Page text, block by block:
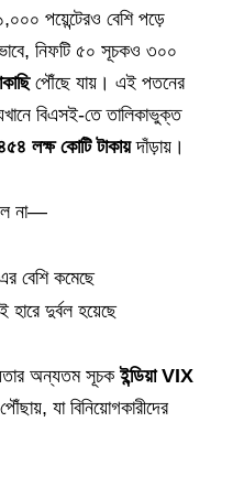
পয়েন্টেরও বেশি পড়ে
নিফটি ৫০ সূচকও ৩০০
পৌঁছে যায়। এই পতনের
বিএসই-তে তালিকাভুক্ত
লক্ষ কোটি টাকায়দাঁড়ায়।
না—
বেশি কমেছে
দুর্বল হয়েছে
অন্যতম সূচক ইন্ডিয়া VIX
যা বিনিয়োগকারীদের